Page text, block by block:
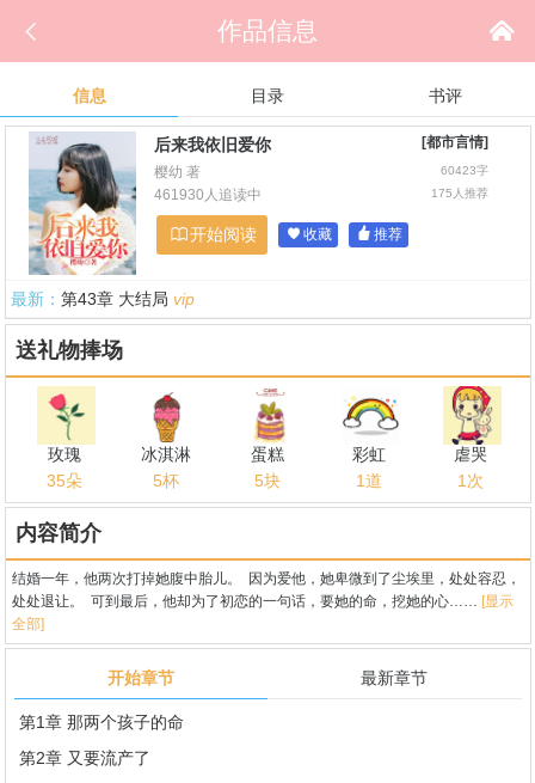
 
作品信息
信息 目录 书评
[都市言情]
后来我依旧爱你
60423字
樱幼 著
175人推荐
461930人追读中
开始阅读  收藏  推荐
最新： 第43章 大结局 vip
送礼物捧场
玫瑰
35朵
冰淇淋
5杯
蛋糕
5块
彩虹
1道
虐哭
1次
内容简介
结婚一年，他两次打掉她腹中胎儿。 因为爱他，她卑微到了尘埃里，处处容忍，
处处退让。 可到最后，他却为了初恋的一句话，要她的命，挖她的心……[显示
全部]
开始章节 最新章节
第1章 那两个孩子的命
第2章 又要流产了